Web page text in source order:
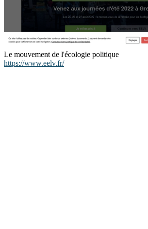
Le mouvement de l'écologie politique
https://www.eelv.fr/